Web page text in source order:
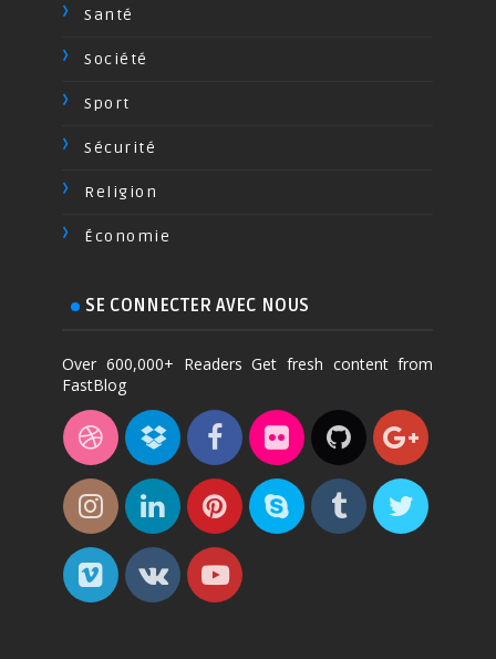
Santé
Société
Sport
Sécurité
Religion
Économie
SE CONNECTER AVEC NOUS
Over 600,000+ Readers Get fresh content from
FastBlog